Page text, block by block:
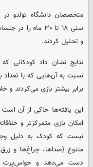
و تحلیل کردند.
نتایج نشان داد کودکانی
برابر بیشتر بازی می‌کردند و
این یافته‌ها حاکی از آن
امکان بازی متمرکزتر و
نیست که کودک به دلیل
متنوع (صداها، چراغ‌ها و
دست می‌دهد و حواس‌پرت